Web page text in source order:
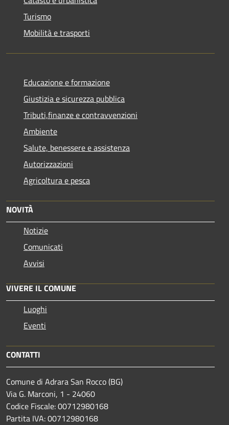
Turismo
Mobilità e trasporti
Educazione e formazione
Giustizia e sicurezza pubblica
Tributi,finanze e contravvenzioni
Ambiente
Salute, benessere e assistenza
Autorizzazioni
Agricoltura e pesca
NOVITÀ
Notizie
Comunicati
Avvisi
VIVERE IL COMUNE
Luoghi
Eventi
CONTATTI
Comune di Adrara San Rocco (BG)
Via G. Marconi, 1 - 24060
Codice Fiscale: 00712980168
Partita IVA: 00712980168